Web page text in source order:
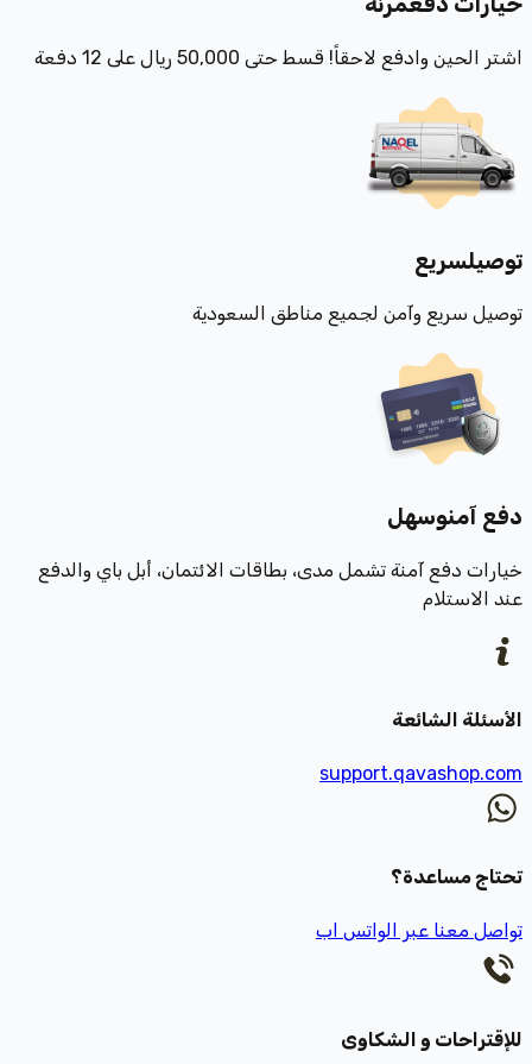
اشتر الحين وادفع لاحقاً! قسط حتى 50,000 ريال على 12 دفعة
توصيلسريع
توصيل سريع وآمن لجميع مناطق السعودية
دفع آمنوسهل
خيارات دفع آمنة تشمل مدى، بطاقات الائتمان، أبل باي والدفع
عند الاستلام
الأسئلة الشائعة
support.qavashop.com
تحتاج مساعدة؟
تواصل معنا عبر الواتس اب
للإقتراحات و الشكاوى